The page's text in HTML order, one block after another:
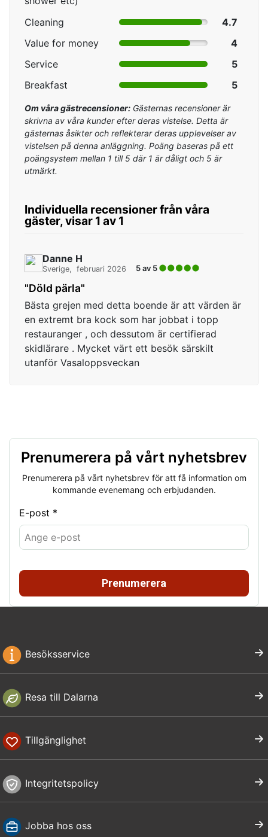
Cleaning
4.7
Value for money
4
Service
5
Breakfast
5
Om våra gästrecensioner: Gästernas recensioner är
skrivna av våra kunder efter deras vistelse. Detta är
gästernas åsikter och reflekterar deras upplevelser av
vistelsen på denna anläggning. Poäng baseras på ett
poängsystem mellan 1 till 5 där 1 är dåligt och 5 är
utmärkt.
Individuella recensioner från våra
gäster, visar 1 av 1
Danne H
Sverige februari 2026 5 av 5
"Döld pärla"
Bästa grejen med detta boende är att värden är
en extremt bra kock som har jobbat i topp
restauranger , och dessutom är certifierad
skidlärare . Mycket värt ett besök särskilt
utanför Vasaloppsveckan
Prenumerera på vårt nyhetsbrev
Prenumerera på vårt nyhetsbrev för att få information om
kommande evenemang och erbjudanden.
E-post *
Prenumerera
Besöksservice
Resa till Dalarna
Tillgänglighet
Integritetspolicy
Jobba hos oss